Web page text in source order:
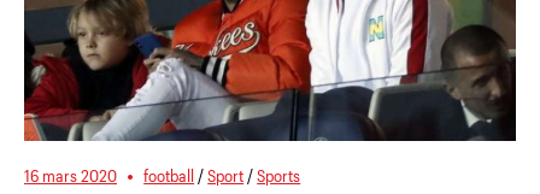
16 mars 2020 football /Sport /Sports